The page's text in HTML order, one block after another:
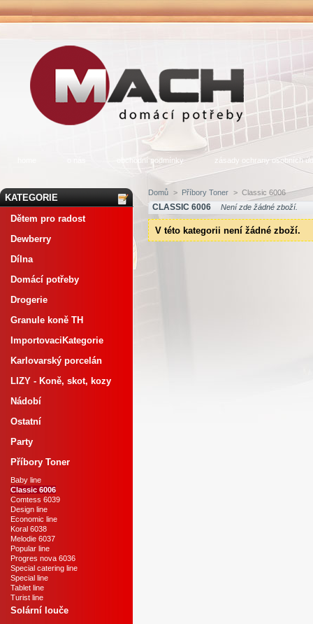
obchodní podmínky zásady ochrany osobních
KATEGORIE
Dětem pro radost
Dewberry
Dílna
Domácí potřeby
Drogerie
Granule koně TH
ImportovaciKategorie
Karlovarský porcelán
LIZY - Koně, skot, kozy
Nádobí
Ostatní
Party
Příbory Toner
Baby line
Classic 6006
Comtess 6039
Design line
Economic line
Koral 6038
Melodie 6037
Popular line
Progres nova 6036
Special catering line
Special line
Tablet line
Turist line
Solární louče
Domů > Příbory Toner > Classic 6006
CLASSIC 6006 Není zde žádné zboží.
V této kategorii není žádné zboží.